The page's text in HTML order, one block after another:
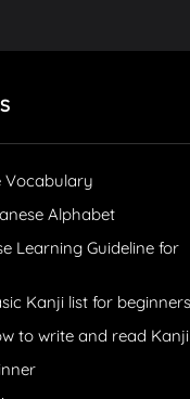
Vocabulary
Alphabet
Learning Guideline for
Kanji list for beginners
to write and read Kanji